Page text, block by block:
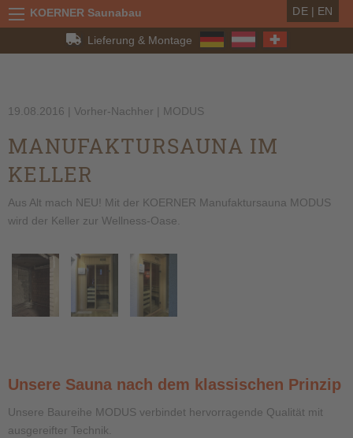
KOERNER Saunabau DE | EN
Lieferung & Montage
19.08.2016 | Vorher-Nachher | MODUS
MANUFAKTURSAUNA IM
KELLER
Aus Alt mach NEU! Mit der KOERNER Manufaktursauna MODUS
wird der Keller zur Wellness-Oase.
Unsere Sauna nach dem klassischen Prinzip
Unsere Baureihe MODUS verbindet hervorragende Qualität mit
ausgereifter Technik.